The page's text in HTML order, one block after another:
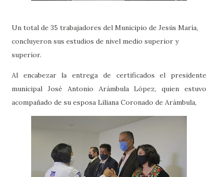
Un total de 35 trabajadores del Municipio de Jesús María,
concluyeron sus estudios de nivel medio superior y
superior.
Al encabezar la entrega de certificados el presidente
municipal José Antonio Arámbula López, quien estuvo
acompañado de su esposa Liliana Coronado de Arámbula,